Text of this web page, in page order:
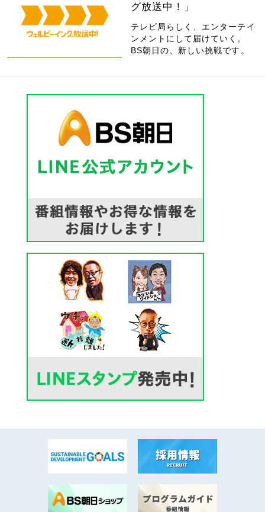
グ放送中！」
テレビ局らしく、エンターテイ
ンメントにして届けていく。
BS朝日の、新しい挑戦です。